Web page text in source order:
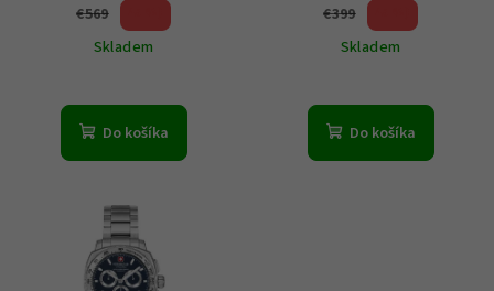
€569
Skladem
Do košíka
€399
Skladem
Do košíka